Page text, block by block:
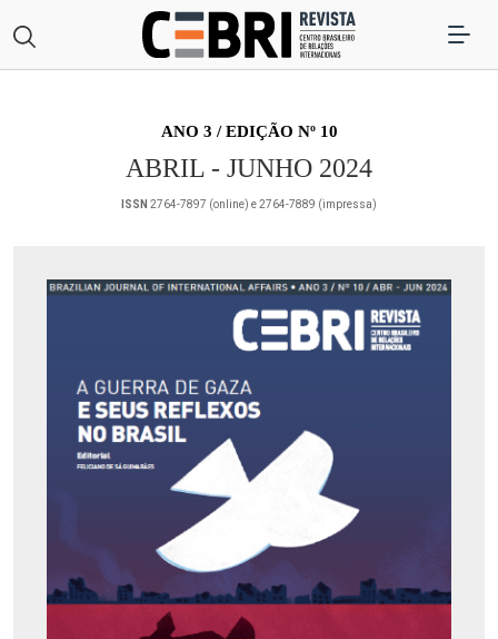
ANO 3 / EDIÇÃO Nº 10
ABRIL - JUNHO 2024
ISSN 2764-7897 (online) e 2764-7889 (impressa)